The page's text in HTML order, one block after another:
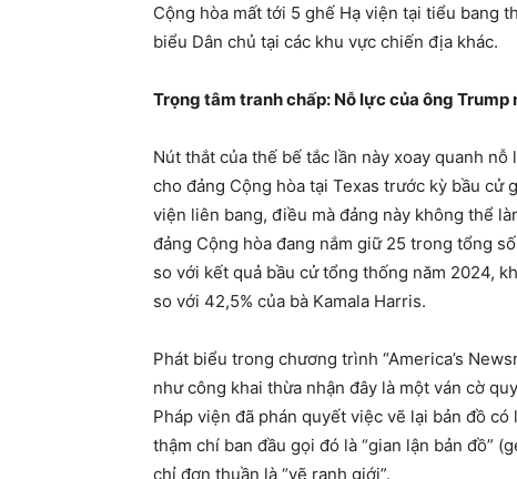
Cộng hòa mất tới 5 ghế Hạ viện tại tiểu bang
biểu Dân chủ tại các khu vực chiến địa khác.
Trọng tâm tranh chấp: Nỗ lực của ông
Nút thắt của thế bế tắc lần này xoay quanh
cho đảng Cộng hòa tại Texas trước kỳ bầu cử
viện liên bang, điều mà đảng này không thể
đảng Cộng hòa đang nắm giữ 25 trong tổng
so với kết quả bầu cử tổng thống năm 2024,
so với 42,5% của bà Kamala Harris.
Phát biểu trong chương trình “America’s
như công khai thừa nhận đây là một ván cờ
Pháp viện đã phán quyết việc vẽ lại bản đồ
thậm chí ban đầu gọi đó là “gian lận bản đồ”
chỉ đơn thuần là “vẽ ranh giới”.